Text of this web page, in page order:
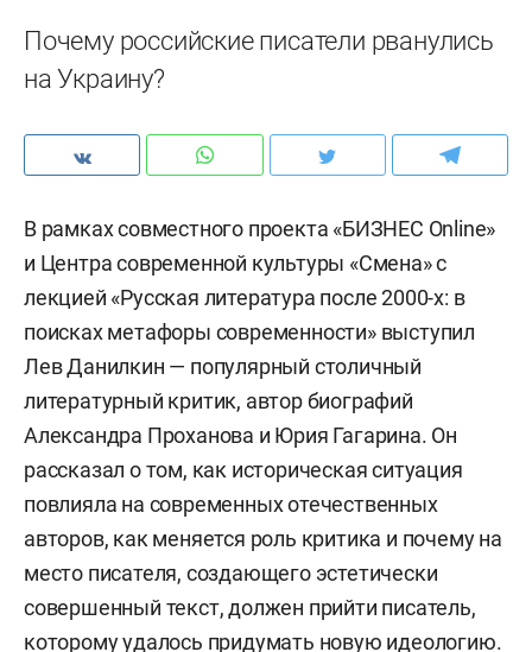
Почему российские писатели рванулись
на Украину?
В рамках совместного проекта «БИЗНЕС Online»
и Центра современной культуры «Смена» с
лекцией «Русская литература после 2000-х: в
поисках метафоры современности» выступил
Лев Данилкин — популярный столичный
литературный критик, автор биографий
Александра Проханова и Юрия Гагарина. Он
рассказал о том, как историческая ситуация
повлияла на современных отечественных
авторов, как меняется роль критика и почему на
место писателя, создающего эстетически
совершенный текст, должен прийти писатель,
которому удалось придумать новую идеологию.